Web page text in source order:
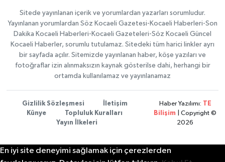
Sitede yayınlanan içerik ve yorumlardan yazarları sorumludur.
Yayınlanan yorumlardan Söz Kocaeli Gazetesi-Kocaeli Haberleri-Son
Dakika Kocaeli Haberleri-Kocaeli Gazeteleri-Söz Kocaeli Güncel
Kocaeli Haberler, sorumlu tutulamaz. Sitedeki tüm harici linkler ayrı
bir sayfada açılır. Sitemizde yayınlanan haber, köşe yazıları ve
fotoğraflar izin alınmaksızın kaynak gösterilse dahi, herhangi bir
ortamda kullanılamaz ve yayınlanamaz
Gizlilik Sözleşmesi
İletişim
Künye
Topluluk Kuralları
Yayın İlkeleri
Haber Yazılımı: TE
Bilişim | Copyright ©
2026
En iyi site deneyimi sağlamak için çerezlerden